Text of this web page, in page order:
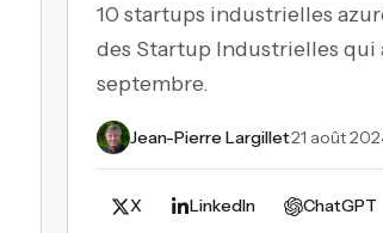
10 startups industrielles
des Startup Industrielles qui
septembre.
Jean-Pierre Largillet·21 août
X LinkedIn ChatGPT